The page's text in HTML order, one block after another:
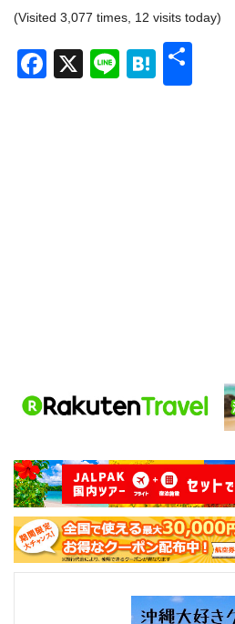
(Visited 3,077 times, 12 visits today)
Facebook
X LineHatena